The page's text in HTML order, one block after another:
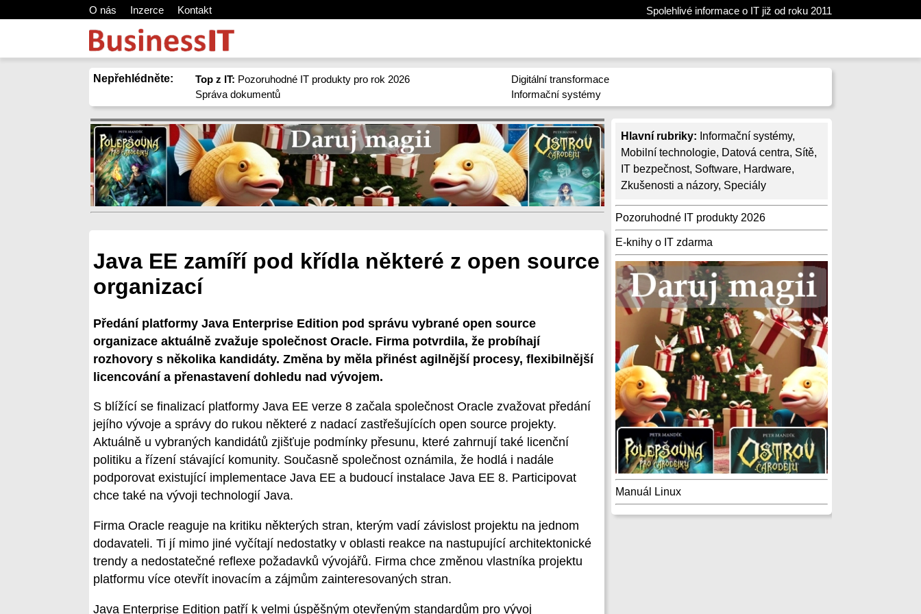
O nás Inzerce Kontakt Spolehlivé informace o IT již od roku 2011
Nepřehlédněte: Top z IT: Pozoruhodné IT produkty pro rok 2026
Správa dokumentů
Digitální transformace
Informační systémy
Hlavní rubriky: Informační systémy,
Mobilní technologie, Datová centra, Sítě,
IT bezpečnost, Software, Hardware,
Zkušenosti a názory, Speciály
Pozoruhodné IT produkty 2026
E-knihy o IT zdarma
Manuál Linux
Java EE zamíří pod křídla některé z open source
organizací
Předání platformy Java Enterprise Edition pod správu vybrané open source
organizace aktuálně zvažuje společnost Oracle. Firma potvrdila, že probíhají
rozhovory s několika kandidáty. Změna by měla přinést agilnější procesy, flexibilnější
licencování a přenastavení dohledu nad vývojem.
S blížící se finalizací platformy Java EE verze 8 začala společnost Oracle zvažovat předání
jejího vývoje a správy do rukou některé z nadací zastřešujících open source projekty.
Aktuálně u vybraných kandidátů zjišťuje podmínky přesunu, které zahrnují také licenční
politiku a řízení stávající komunity. Současně společnost oznámila, že hodlá i nadále
podporovat existující implementace Java EE a budoucí instalace Java EE 8. Participovat
chce také na vývoji technologií Java.
Firma Oracle reaguje na kritiku některých stran, kterým vadí závislost projektu na jednom
dodavateli. Ti jí mimo jiné vyčítají nedostatky v oblasti reakce na nastupující architektonické
trendy a nedostatečné reflexe požadavků vývojářů. Firma chce změnou vlastníka projektu
platformu více otevřít inovacím a zájmům zainteresovaných stran.
Java Enterprise Edition patří k velmi úspěšným otevřeným standardům pro vývoj